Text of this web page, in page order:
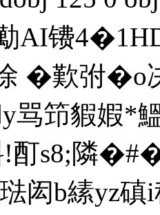
AI镄
歎弣�o
笻貑婽*
酊s8;隣
闳b縤yz磌